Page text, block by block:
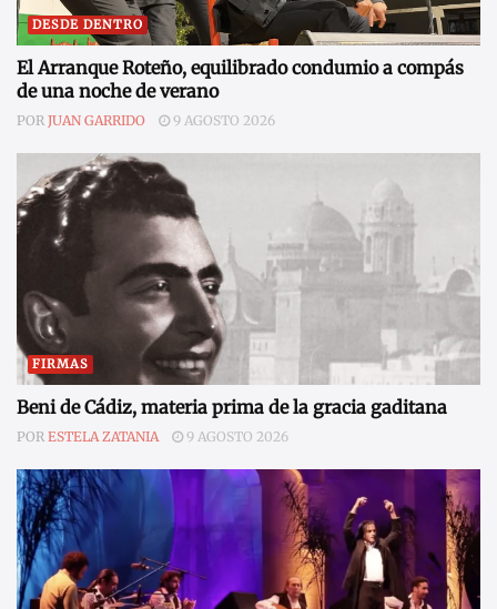
DESDE DENTRO
El Arranque Roteño, equilibrado condumio a compás
de una noche de verano
POR JUAN GARRIDO 9 AGOSTO 2026
FIRMAS
Beni de Cádiz, materia prima de la gracia gaditana
POR ESTELA ZATANIA 9 AGOSTO 2026